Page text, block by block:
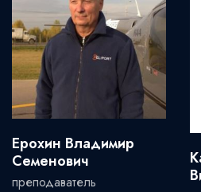
Ерохин Владимир
Семенович
преподаватель